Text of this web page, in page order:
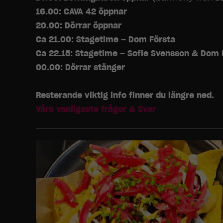
16.00: CAVA 42 öppnar
20.00: Dörrar öppnar
Ca 21.00: Stagetime – Dom Första
Ca 22.15: Stagetime – Sofie Svensson & Dom
00.00: Dörrar stänger
Resterande viktig info finner du längre ned.
Våra vanligaste frågor & Svar